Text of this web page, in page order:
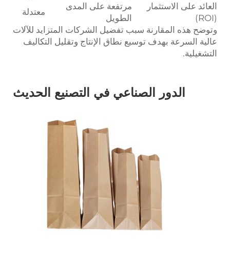
العائد على الاستثمار
(ROI)
مرتفعة على المدى
الطويل
معتدلة
وتوضح هذه المقارنة سبب تفضيل الشركات المتزايد للآلات
عالية السرعة بهدف توسيع نطاق الإنتاج وتقليل التكاليف
التشغيلية.
الدور الصناعي في التصنيع الحديث